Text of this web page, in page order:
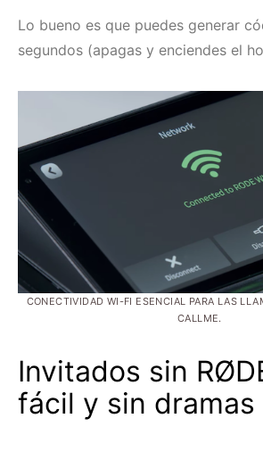
Lo bueno es que puedes generar
segundos (apagas y enciendes el
CONECTIVIDAD WI-FI ESENCIAL PARA LAS
CALLME.
Invitados sin
fácil y sin dramas